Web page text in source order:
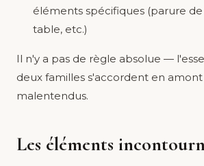
éléments spécifiques (parure de
table, etc.)
Il n'y a pas de règle absolue —
deux familles s'accordent en
malentendus.
Les éléments